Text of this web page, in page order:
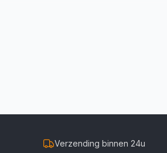
Verzending binnen 24u